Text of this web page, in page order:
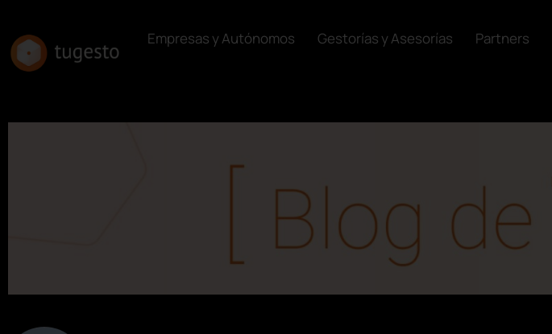
Empresas y Autónomos Gestorías y Asesorías Partners